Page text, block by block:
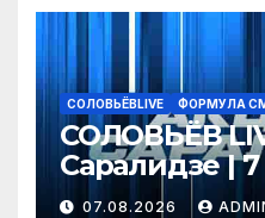
СОЛОВЬЁВLIVE ФОРМУЛА
СОЛОВЬЁВ
Саралидзе | 7
года
07.08.2026